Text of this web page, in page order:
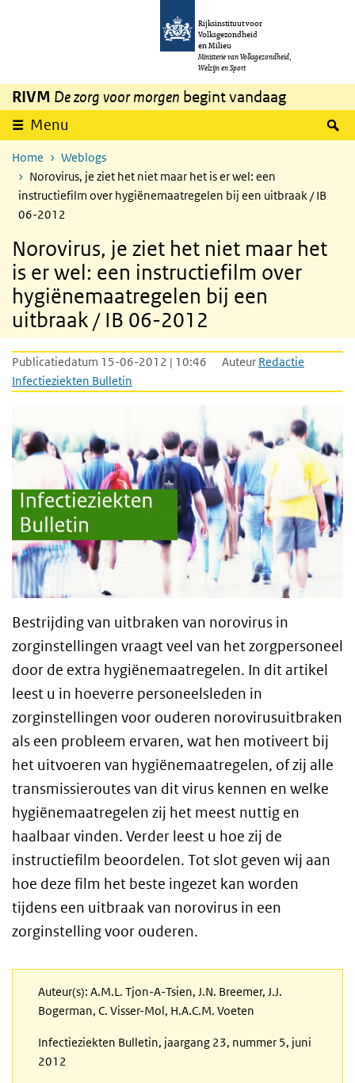
Overslaan en naar de inhoud gaan
Rijksinstituut voor
Volksgezondheid
en Milieu
Ministerie van Volksgezondheid,
Welzijn en Sport
RIVM De zorg voor morgen begint vandaag
Menu
Home
Weblogs
Norovirus, je ziet het niet maar het is er wel: een
instructiefilm over hygiënemaatregelen bij een uitbraak / IB
06-2012
Norovirus, je ziet het niet maar het
is er wel: een instructiefilm over
hygiënemaatregelen bij een
uitbraak / IB 06-2012
Publicatiedatum 15-06-2012 | 10:46 Auteur Redactie
Infectieziekten Bulletin
Bestrijding van uitbraken van norovirus in
zorginstellingen vraagt veel van het zorgpersoneel
door de extra hygiënemaatregelen. In dit artikel
leest u in hoeverre personeelsleden in
zorginstellingen voor ouderen norovirusuitbraken
als een probleem ervaren, wat hen motiveert bij
het uitvoeren van hygiënemaatregelen, of zij alle
transmissieroutes van dit virus kennen en welke
hygiënemaatregelen zij het meest nuttig en
haalbaar vinden. Verder leest u hoe zij de
instructiefilm beoordelen. Tot slot geven wij aan
hoe deze film het beste ingezet kan worden
tijdens een uitbraak van norovirus in een
zorginstelling voor ouderen.
Auteur(s): A.M.L. Tjon-A-Tsien, J.N. Breemer, J.J.
Bogerman, C. Visser-Mol, H.A.C.M. Voeten
Infectieziekten Bulletin, jaargang 23, nummer 5, juni
2012